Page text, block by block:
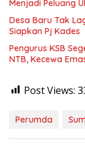
Menjadi Peluang
Desa Baru Tak
Siapkan Pj Kades
Pengurus KSB
NTB, Kecewa
Post Views:
Perumda